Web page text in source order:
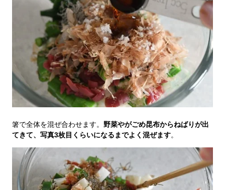
箸で全体を混ぜ合わせます。 野菜やがごめ昆布からねばりが出
てきて、写真3枚目くらいになるまでよく混ぜます。